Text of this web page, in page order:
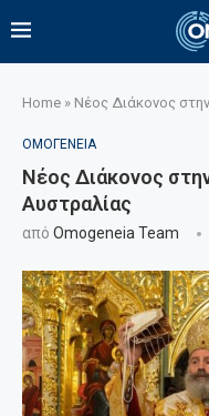
Home » Νέος Διάκονος
ΟΜΟΓΕΝΕΙΑ
Νέος Διάκονος
Αυστραλίας
από Omogeneia Team